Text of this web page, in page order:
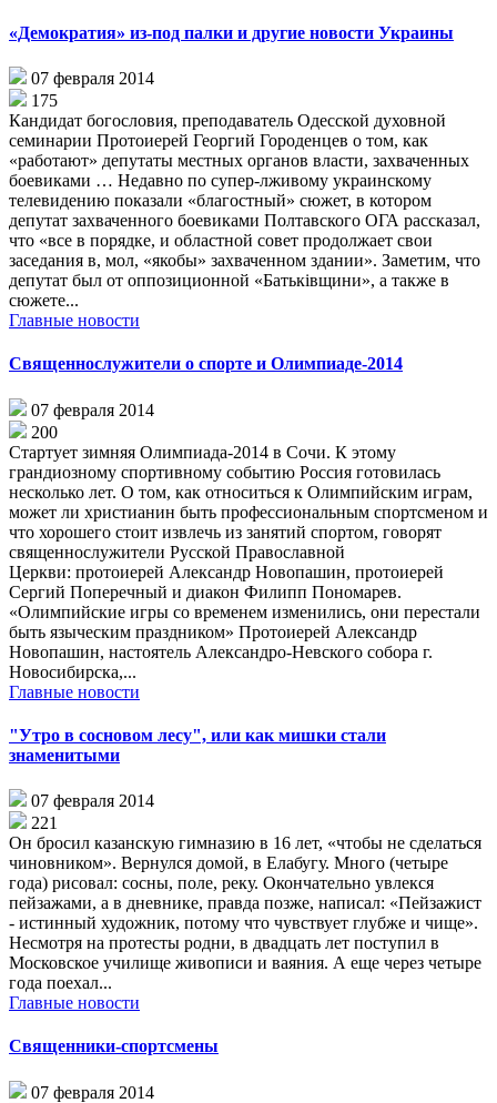
«Демократия» из-под палки и другие новости Украины
07 февраля 2014
175
Кандидат богословия, преподаватель Одесской духовной
семинарии Протоиерей Георгий Городенцев о том, как
«работают» депутаты местных органов власти, захваченных
боевиками … Недавно по супер-лживому украинскому
телевидению показали «благостный» сюжет, в котором
депутат захваченного боевиками Полтавского ОГА рассказал,
что «все в порядке, и областной совет продолжает свои
заседания в, мол, «якобы» захваченном здании». Заметим, что
депутат был от оппозиционной «Батьківщини», а также в
сюжете...
Главные новости
Священнослужители о спорте и Олимпиаде-2014
07 февраля 2014
200
Стартует зимняя Олимпиада-2014 в Сочи. К этому
грандиозному спортивному событию Россия готовилась
несколько лет. О том, как относиться к Олимпийским играм,
может ли христианин быть профессиональным спортсменом и
что хорошего стоит извлечь из занятий спортом, говорят
священнослужители Русской Православной
Церкви: протоиерей Александр Новопашин, протоиерей
Сергий Поперечный и диакон Филипп Пономарев.
«Олимпийские игры со временем изменились, они перестали
быть языческим праздником» Протоиерей Александр
Новопашин, настоятель Александро-Невского собора г.
Новосибирска,...
Главные новости
"Утро в сосновом лесу", или как мишки стали
знаменитыми
07 февраля 2014
221
Он бросил казанскую гимназию в 16 лет, «чтобы не сделаться
чиновником». Вернулся домой, в Елабугу. Много (четыре
года) рисовал: сосны, поле, реку. Окончательно увлекся
пейзажами, а в дневнике, правда позже, написал: «Пейзажист
- истинный художник, потому что чувствует глубже и чище».
Несмотря на протесты родни, в двадцать лет поступил в
Московское училище живописи и ваяния. А еще через четыре
года поехал...
Главные новости
Священники-спортсмены
07 февраля 2014